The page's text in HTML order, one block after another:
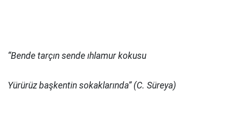
“Bende tarçın sende ıhlamur kokusu
Yürürüz başkentin sokaklarında” (C. Süreya)